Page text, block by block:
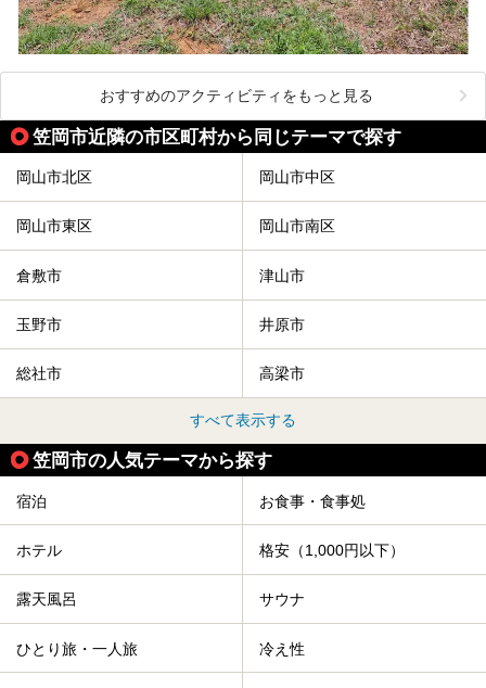
おすすめのアクティビティをもっと見る
笠岡市近隣の市区町村から同じテーマで探す
岡山市北区 岡山市中区
岡山市東区 岡山市南区
倉敷市 津山市
玉野市 井原市
総社市 高梁市
すべて表示する
笠岡市の人気テーマから探す
宿泊 お食事・食事処
ホテル 格安（1,000円以下）
露天風呂 サウナ
ひとり旅・一人旅 冷え性